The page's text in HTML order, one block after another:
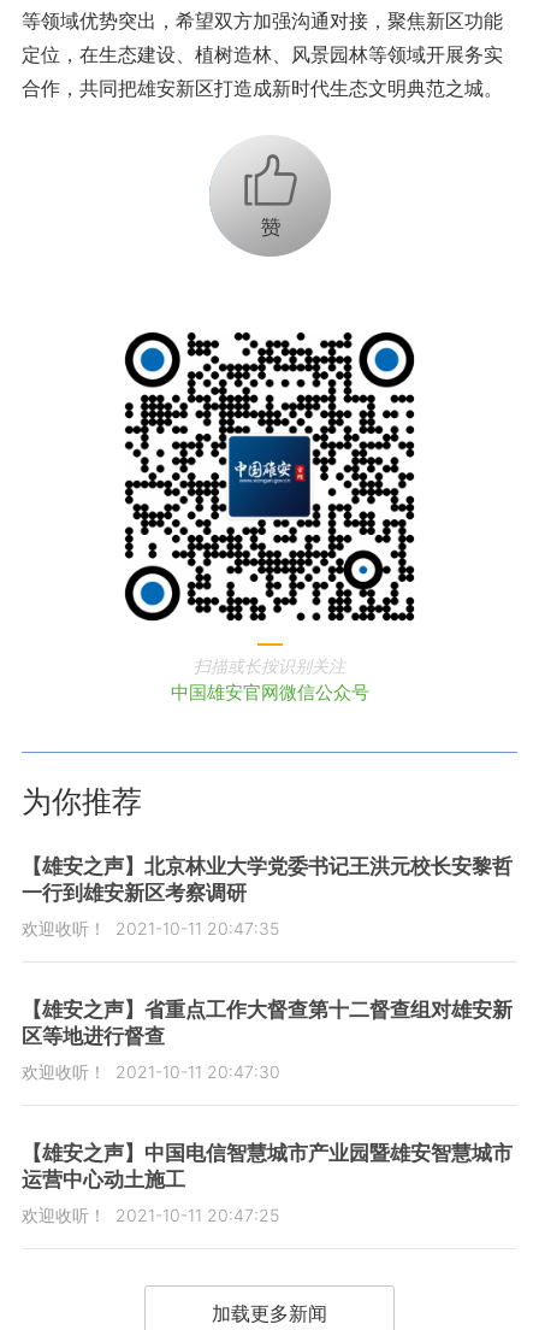
等领域优势突出，希望双方加强沟通对接，聚焦新区功能
定位，在生态建设、植树造林、风景园林等领域开展务实
合作，共同把雄安新区打造成新时代生态文明典范之城。
+1
扫描或长按识别关注
中国雄安官网微信公众号
为你推荐
【雄安之声】北京林业大学党委书记王洪元校长安黎哲
一行到雄安新区考察调研
欢迎收听！ 2021-10-11 20:47:35
【雄安之声】省重点工作大督查第十二督查组对雄安新
区等地进行督查
欢迎收听！ 2021-10-11 20:47:30
【雄安之声】中国电信智慧城市产业园暨雄安智慧城市
运营中心动土施工
欢迎收听！ 2021-10-11 20:47:25
加载更多新闻